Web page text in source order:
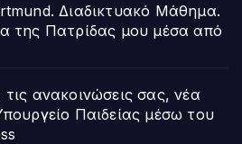
Διαδικτυακό Μάθημα.
της Πατρίδας μου μέσα από
ανακοινώσεις σας, νέα
Παιδείας μέσω του